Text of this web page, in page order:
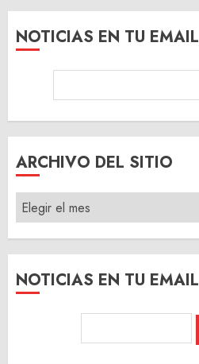
NOTICIAS EN TU EMAIL
ARCHIVO DEL SITIO
ARCHIVO
DEL
SITIO
NOTICIAS EN TU EMAIL